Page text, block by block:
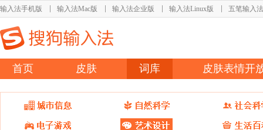
输入法手机版 输入法Mac版 输入法企业版 输入法Linux版 五笔输入法
首页 皮肤 词库 皮肤表情开